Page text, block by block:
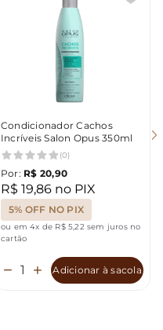
Condicionador Cachos
Incríveis Salon Opus 350ml
(0)
Por: R$ 20,90
R$ 19,86 no PIX
5% OFF NO PIX
ou em 4x de R$ 5,22 sem juros no
cartão
Adicionar à sacola